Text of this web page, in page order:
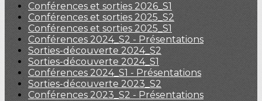
Conférences et sorties 2026_S1
Conférences et sorties 2025_S2
Conférences et sorties 2025_S1
Conférences 2024_S2 - Présentations
Sorties-découverte 2024_S2
Sorties-découverte 2024_S1
Conférences 2024_S1 - Présentations
Sorties-découverte 2023_S2
Conférences 2023_S2 - Présentations